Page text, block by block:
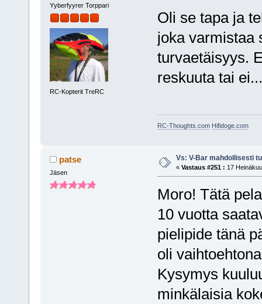
Yyberfyyrer Torppari
RC-Kopterit TreRC
Oli se tapa ja
joka varmistaa
turvaetäisyys.
reskuuta tai ei...
RC-Thoughts.com Hifidoge.com
patse
Jäsen
Vs: V-Bar mahdollisesti
« Vastaus #251 : 17
Moro! Tätä
10 vuotta
pielipide tänä
oli
Kysymys
minkälaisia